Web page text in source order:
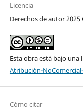
Licencia
Derechos de autor 2025
Esta obra está bajo una
Atribución-
Cómo citar